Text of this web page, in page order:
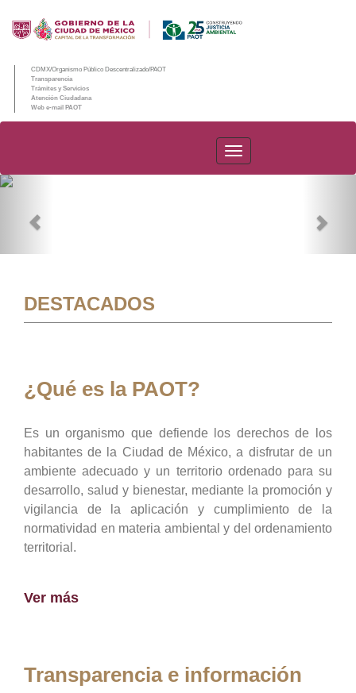
CDMX/Organismo Público Descentralizado/PAOT
Transparencia
Trámites y Servicios
Atención Ciudadana
Web e-mail PAOT
PAOT
DESTACADOS
¿Qué es la PAOT?
Es un organismo que defiende los derechos de los
habitantes de la Ciudad de México, a disfrutar de un
ambiente adecuado y un territorio ordenado para su
desarrollo, salud y bienestar, mediante la promoción y
vigilancia de la aplicación y cumplimiento de la
normatividad en materia ambiental y del ordenamiento
territorial.
Ver más
Transparencia e información